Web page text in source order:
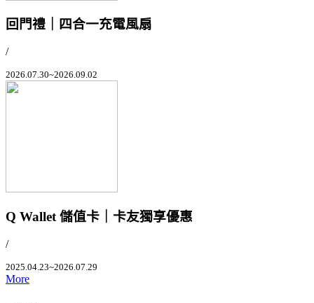
回門禮｜四合一充電風扇
/
2026.07.30~2026.09.02
Q Wallet 儲值卡｜卡友獨享優惠
/
2025.04.23~2026.07.29
More